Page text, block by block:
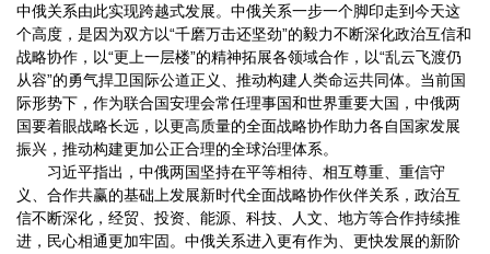
中俄关系由此实现跨越式发展。中俄关系一步一个脚印走到今天这
个高度，是因为双方以“千磨万击还坚劲”的毅力不断深化政治互信和
战略协作，以“更上一层楼”的精神拓展各领域合作，以“乱云飞渡仍
从容”的勇气捍卫国际公道正义、推动构建人类命运共同体。当前国
际形势下，作为联合国安理会常任理事国和世界重要大国，中俄两
国要着眼战略长远，以更高质量的全面战略协作助力各自国家发展
振兴，推动构建更加公正合理的全球治理体系。
习近平指出，中俄两国坚持在平等相待、相互尊重、重信守
义、合作共赢的基础上发展新时代全面战略协作伙伴关系，政治互
信不断深化，经贸、投资、能源、科技、人文、地方等合作持续推
进，民心相通更加牢固。中俄关系进入更有作为、更快发展的新阶